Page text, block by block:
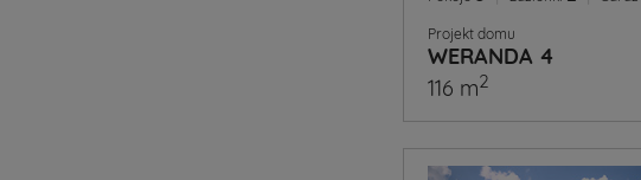
Projekt domu
WERANDA 4
116 m2